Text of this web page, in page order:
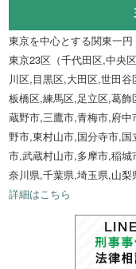
東京を中心とする関東一円
東京23区（千代田区,中央
川区,目黒区,大田区,世田
板橋区,練馬区,足立区,葛
蔵野市,三鷹市,青梅市,府
野市,東村山市,国分寺市,
市,武蔵村山市,多摩市,稲
奈川県,千葉県,埼玉県,山
詳細はこちら